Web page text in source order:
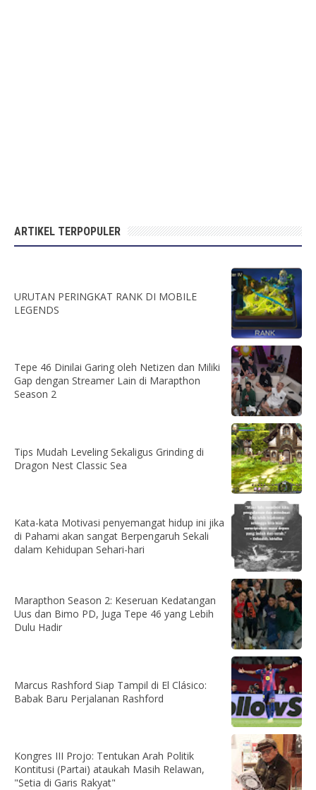
ARTIKEL TERPOPULER
URUTAN PERINGKAT RANK DI MOBILE
LEGENDS
Tepe 46 Dinilai Garing oleh Netizen dan Miliki
Gap dengan Streamer Lain di Marapthon
Season 2
Tips Mudah Leveling Sekaligus Grinding di
Dragon Nest Classic Sea
Kata-kata Motivasi penyemangat hidup ini jika
di Pahami akan sangat Berpengaruh Sekali
dalam Kehidupan Sehari-hari
Marapthon Season 2: Keseruan Kedatangan
Uus dan Bimo PD, Juga Tepe 46 yang Lebih
Dulu Hadir
Marcus Rashford Siap Tampil di El Clásico:
Babak Baru Perjalanan Rashford
Kongres III Projo: Tentukan Arah Politik
Kontitusi (Partai) ataukah Masih Relawan,
"Setia di Garis Rakyat"